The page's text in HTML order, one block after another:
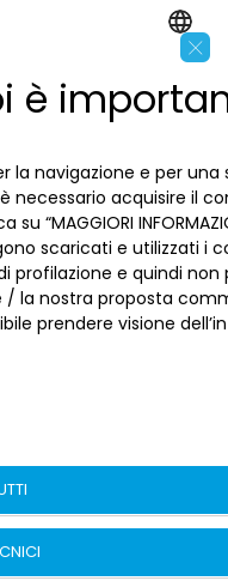
–Sitemap–sito creato da
ENGLISH
×
è
la navigazione e per una
necessario acquisire il
“MAGGIORI
scaricati e utilizzati i
profilazione e quindi non
/ la nostra proposta
prendere visione